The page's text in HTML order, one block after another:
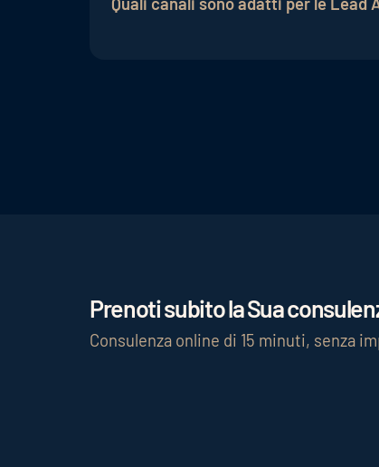
Quali canali sono adatti per le Lead
Prenoti subito la Sua
Consulenza online di 15 minuti, senza